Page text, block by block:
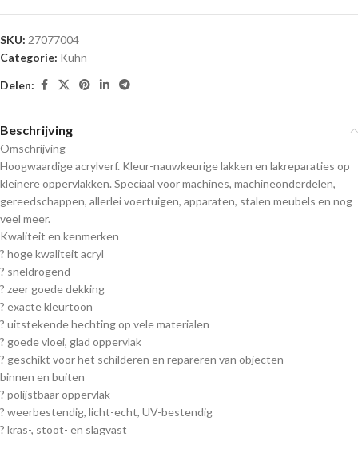
SKU: 27077004
Categorie: Kuhn
Delen:
Beschrijving
Omschrijving
Hoogwaardige acrylverf. Kleur-nauwkeurige lakken en lakreparaties op
kleinere oppervlakken. Speciaal voor machines, machineonderdelen,
gereedschappen, allerlei voertuigen, apparaten, stalen meubels en nog
veel meer.
Kwaliteit en kenmerken
? hoge kwaliteit acryl
? sneldrogend
? zeer goede dekking
? exacte kleurtoon
? uitstekende hechting op vele materialen
? goede vloei, glad oppervlak
? geschikt voor het schilderen en repareren van objecten
binnen en buiten
? polijstbaar oppervlak
? weerbestendig, licht-echt, UV-bestendig
? kras-, stoot- en slagvast